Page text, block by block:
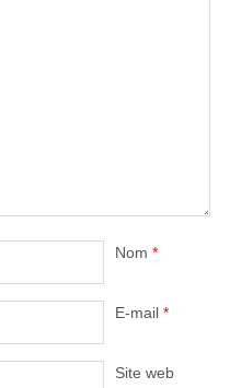
Nom *
E-mail *
Site web